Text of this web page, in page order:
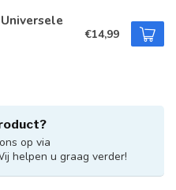
€14,99
op via
helpen u graag verder!